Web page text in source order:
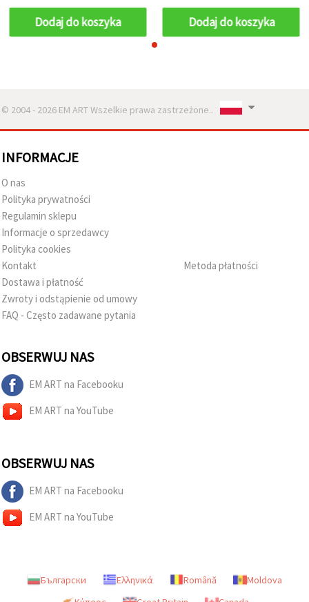
Dodaj do koszyka Dodaj do koszyka
© 2004 - 2026 EM ART Wszelkie prawa zastrzeżone..
INFORMACJE
O nas
Polityka prywatności
Regulamin sklepu
Informacje o sprzedawcy
Polityka cookies
Kontakt
Dostawa i płatność
Zwroty i odstąpienie od umowy
FAQ - Często zadawane pytania
Metoda płatności
OBSERWUJ NAS
EM ART na Facebooku
EM ART na YouTube
OBSERWUJ NAS
EM ART na Facebooku
EM ART na YouTube
Български Ελληνικά Română
Moldova